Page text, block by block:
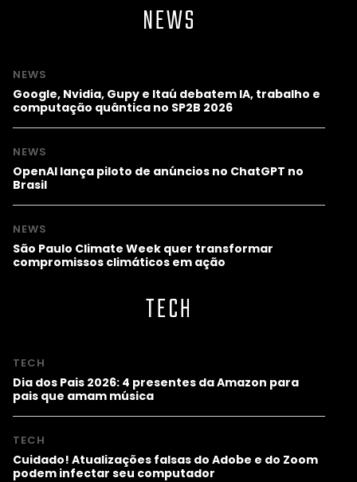
NEWS
NEWS
Google, Nvidia, Gupy e Itaú debatem IA, trabalho e
computação quântica no SP2B 2026
NEWS
OpenAI lança piloto de anúncios no ChatGPT no
Brasil
NEWS
São Paulo Climate Week quer transformar
compromissos climáticos em ação
TECH
TECH
Dia dos Pais 2026: 4 presentes da Amazon para
pais que amam música
TECH
Cuidado! Atualizações falsas do Adobe e do Zoom
podem infectar seu computador